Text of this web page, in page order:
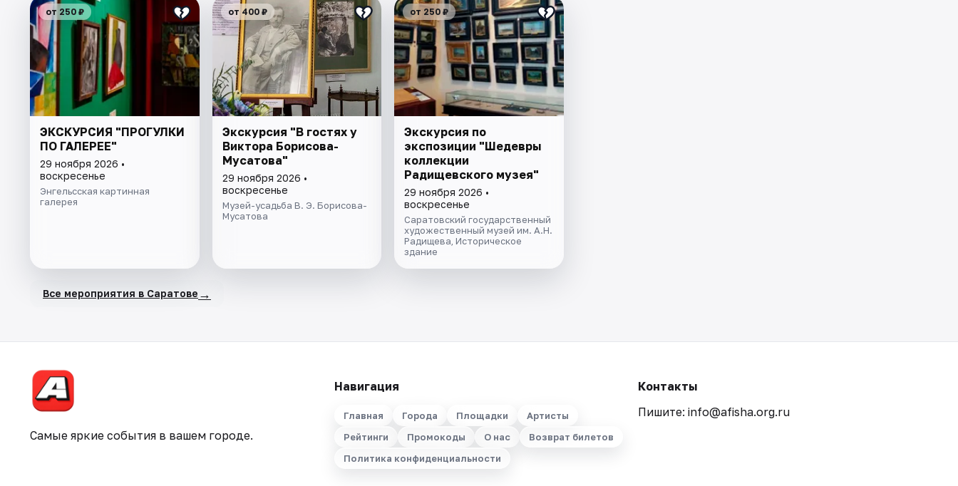
от 250 ₽
ЭКСКУРСИЯ "ПРОГУЛКИ
ПО ГАЛЕРЕЕ"
29 ноября 2026 •
воскресенье
Энгельсская картинная
галерея
от 400 ₽
Экскурсия "В гостях у
Виктора Борисова-
Мусатова"
29 ноября 2026 •
воскресенье
Музей-усадьба В. Э. Борисова-
Мусатова
от 250 ₽
Экскурсия по
экспозиции "Шедевры
коллекции
Радищевского музея"
29 ноября 2026 •
воскресенье
Саратовский государственный
художественный музей им. А.Н.
Радищева, Историческое
здание
Все мероприятия в Саратове →
Самые яркие события в вашем городе.
Навигация
Главная Города Площадки
Артисты
Рейтинги
Промокоды О нас
Возврат билетов
Политика конфиденциальности
Контакты
Пишите: info@afisha.org.ru